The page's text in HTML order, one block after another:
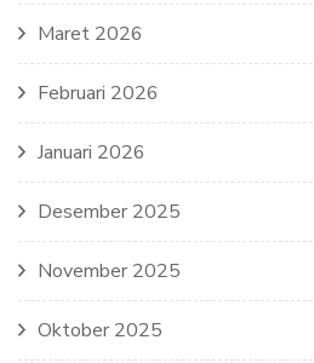
Maret 2026
Februari 2026
Januari 2026
Desember 2025
November 2025
Oktober 2025